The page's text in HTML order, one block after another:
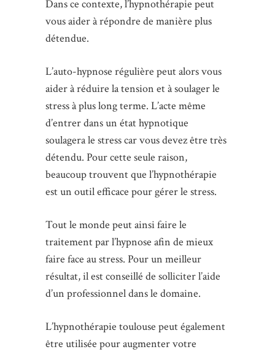
Dans ce contexte, l’hypnothérapie peut
vous aider à répondre de manière plus
détendue.
L’auto-hypnose régulière peut alors vous
aider à réduire la tension et à soulager le
stress à plus long terme. L’acte même
d’entrer dans un état hypnotique
soulagera le stress car vous devez être très
détendu. Pour cette seule raison,
beaucoup trouvent que l’hypnothérapie
est un outil efficace pour gérer le stress.
Tout le monde peut ainsi faire le
traitement par l’hypnose afin de mieux
faire face au stress. Pour un meilleur
résultat, il est conseillé de solliciter l’aide
d’un professionnel dans le domaine.
L’hypnothérapie toulouse peut également
être utilisée pour augmenter votre